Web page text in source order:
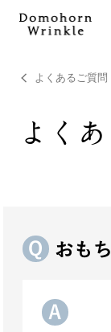
よくあるご質問
よく
おも